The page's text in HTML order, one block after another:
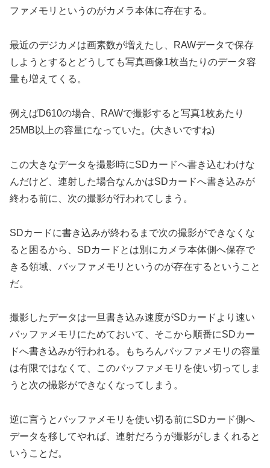
ファメモリというのがカメラ本体に存在する。
最近のデジカメは画素数が増えたし、RAWデータで保存
しようとするとどうしても写真画像1枚当たりのデータ容
量も増えてくる。
例えばD610の場合、RAWで撮影すると写真1枚あたり
25MB以上の容量になっていた。(大きいですね)
この大きなデータを撮影時にSDカードへ書き込むわけな
んだけど、連射した場合なんかはSDカードへ書き込みが
終わる前に、次の撮影が行われてしまう。
SDカードに書き込みが終わるまで次の撮影ができなくな
ると困るから、SDカードとは別にカメラ本体側へ保存で
きる領域、バッファメモリというのが存在するということ
だ。
撮影したデータは一旦書き込み速度がSDカードより速い
バッファメモリにためておいて、そこから順番にSDカー
ドへ書き込みが行われる。もちろんバッファメモリの容量
は有限ではなくて、このバッファメモリを使い切ってしま
うと次の撮影ができなくなってしまう。
逆に言うとバッファメモリを使い切る前にSDカード側へ
データを移してやれば、連射だろうが撮影がしまくれると
いうことだ。